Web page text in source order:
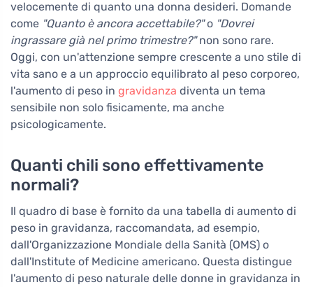
velocemente di quanto una donna desideri. Domande
come "Quanto è ancora accettabile?"o "Dovrei
ingrassare già nel primo trimestre?"non sono rare.
Oggi, con un'attenzione sempre crescente a uno stile di
vita sano e a un approccio equilibrato al peso corporeo,
l'aumento di peso in gravidanza diventa un tema
sensibile non solo fisicamente, ma anche
psicologicamente.
Quanti chili sono effettivamente
normali?
Il quadro di base è fornito da una tabella di aumento di
peso in gravidanza, raccomandata, ad esempio,
dall'Organizzazione Mondiale della Sanità (OMS) o
dall'Institute of Medicine americano. Questa distingue
l'aumento di peso naturale delle donne in gravidanza in